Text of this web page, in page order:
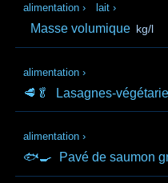
alimentation › lait ›
Masse volumique kg/l
alimentation ›
🥩🥬 Lasagnes-
alimentation ›
🐟🍳 Pavé de saumon